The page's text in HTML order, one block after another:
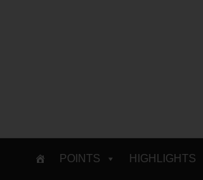
POINTS HIGHLIGHTS